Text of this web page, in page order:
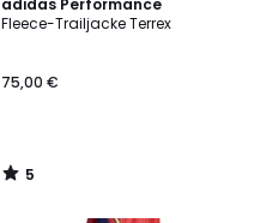
adidas Performance
Fleece-Trailjacke Terrex
75,00 €
/
5
/